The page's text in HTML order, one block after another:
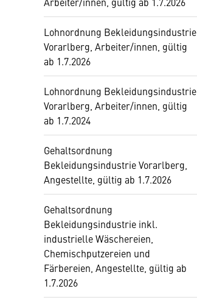
Lohnordnung Bekleidungsindustrie
Vorarlberg, Arbeiter/innen, gültig
ab 1.7.2026
Lohnordnung Bekleidungsindustrie
Vorarlberg, Arbeiter/innen, gültig
ab 1.7.2024
Gehaltsordnung
Bekleidungsindustrie Vorarlberg,
Angestellte, gültig ab 1.7.2026
Gehaltsordnung
Bekleidungsindustrie inkl.
industrielle Wäschereien,
Chemischputzereien und
Färbereien, Angestellte, gültig ab
1.7.2026